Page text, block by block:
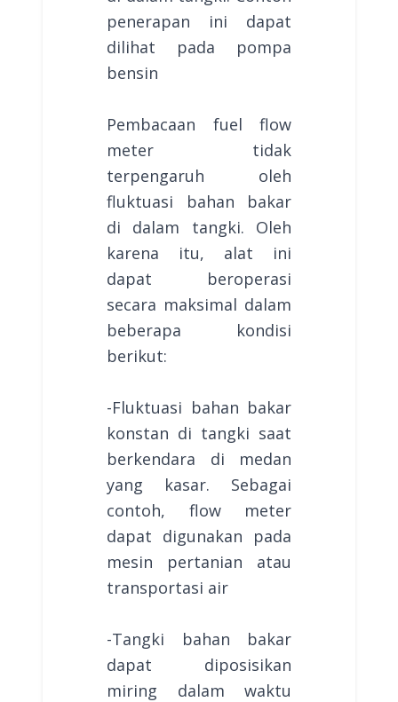
penerapan ini dapat
dilihat pada pompa
bensin
Pembacaan fuel flow
meter tidak
terpengaruh oleh
fluktuasi bahan bakar
di dalam tangki. Oleh
karena itu, alat ini
dapat beroperasi
secara maksimal dalam
beberapa kondisi
berikut:
-Fluktuasi bahan bakar
konstan di tangki saat
berkendara di medan
yang kasar. Sebagai
contoh, flow meter
dapat digunakan pada
mesin pertanian atau
transportasi air
-Tangki bahan bakar
dapat diposisikan
miring dalam waktu